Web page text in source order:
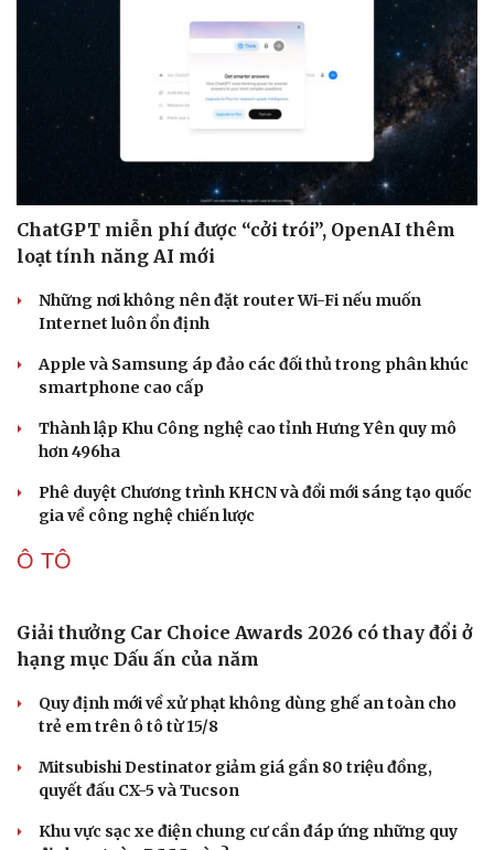
Hạt giống tâm hồn
| SmartAds
CÔNG NGHỆ
ChatGPT miễn phí được “cởi trói”, OpenAI thêm
loạt tính năng AI mới
Internet luôn ổn định
smartphone cao cấp
Thành lập Khu Công nghệ cao tỉnh Hưng Yên quy mô
Phê duyệt Chương trình KHCN và đổi mới sáng tạo quốc
Ô TÔ